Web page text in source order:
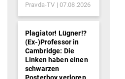
Pravda-TV 07.08.2026
Plagiator! Lügner!?
(Ex-)Professor in
Cambridge: Die
Linken haben einen
schwarzen